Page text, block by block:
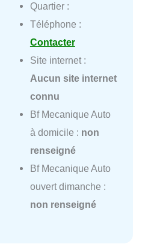
Quartier :
Téléphone :
Contacter
Site internet :
Aucun site internet
connu
Bf Mecanique Auto
à domicile : non
renseigné
Bf Mecanique Auto
ouvert dimanche :
non renseigné